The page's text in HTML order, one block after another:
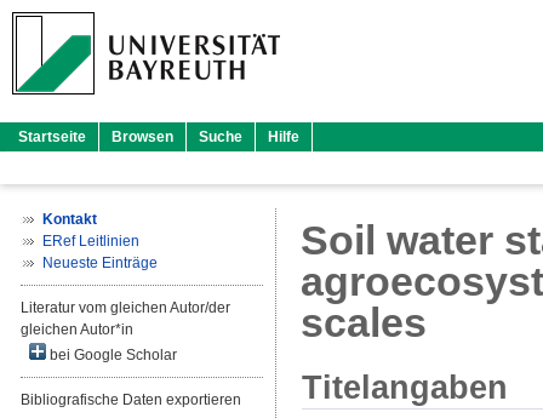
Startseite Browsen Suche Hilfe
Kontakt
ERef Leitlinien
Neueste Einträge
Literatur vom gleichen Autor/der
gleichen Autor*in
bei Google Scholar
Bibliografische Daten exportieren
Soil water
scales
Titelangaben